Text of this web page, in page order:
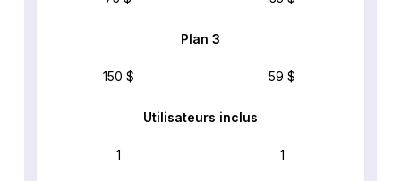
Plan 3
150 $ 59 $
Utilisateurs inclus
1 1